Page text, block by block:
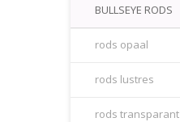
BULLSEYE RODS
rods opaal
rods lustres
rods transparant